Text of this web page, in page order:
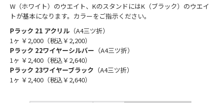
W（ホワイト）のウエイト、KのスタンドにはK（ブラック）のウエイ
トが基本になります。カラーをご指示ください。
Pラック 21 アクリル （A4三ツ折）
1ヶ ￥2,000（税込￥2,200）
Pラック 22ワイヤーシルバー （A4三ツ折）
1ヶ ￥2,400（税込￥2,640）
Pラック 23ワイヤーブラック （A4三ツ折）
1ヶ ￥2,400（税込￥2,640）